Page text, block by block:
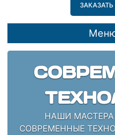
НАШИ
СОВРЕМЕННЫЕ